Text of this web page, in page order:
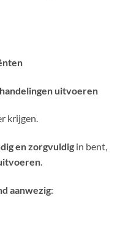
uitvoeren
krijgen.
en zorgvuldig in bent,
.
aanwezig: